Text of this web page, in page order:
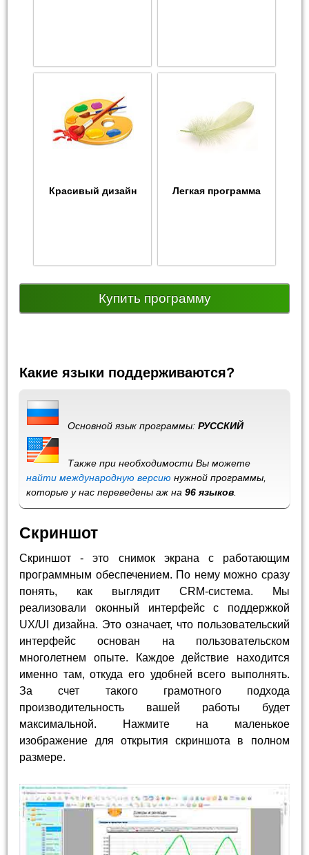
Красивый дизайн Легкая программа
Купить программу
Какие языки поддерживаются?
Основной язык программы:РУССКИЙ
Также при необходимости Вы можете
найти международную версию нужной программы,
которые у нас переведены аж на96 языков
Скриншот
Скриншот - это снимок экрана с работающим
программным обеспечением. По нему можно сразу
понять, как выглядит CRM-система. Мы
реализовали оконный интерфейс с поддержкой
UX/UI дизайна. Это означает, что пользовательский
интерфейс основан на пользовательском
многолетнем опыте. Каждое действие находится
именно там, откуда его удобней всего выполнять.
За счет такого грамотного подхода
производительность вашей работы будет
максимальной. Нажмите на маленькое
изображение для открытия скриншота в полном
размере.